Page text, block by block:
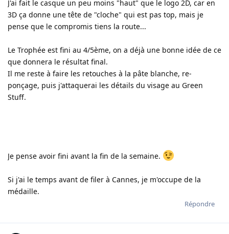
J'ai fait le casque un peu moins "haut" que le logo 2D, car en
3D ça donne une tête de "cloche" qui est pas top, mais je
pense que le compromis tiens la route...
Le Trophée est fini au 4/5ème, on a déjà une bonne idée de ce
que donnera le résultat final.
Il me reste à faire les retouches à la pâte blanche, re-
ponçage, puis j'attaquerai les détails du visage au Green
Stuff.
Je pense avoir fini avant la fin de la semaine.
Si j'ai le temps avant de filer à Cannes, je m'occupe de la
médaille.
Répondre